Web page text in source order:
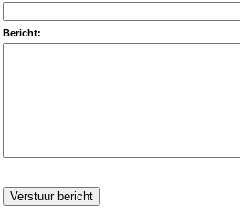
Bericht: